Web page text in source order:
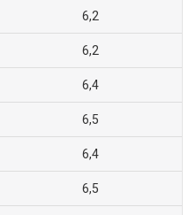
6,2
6,2
6,4
6,5
6,4
6,5